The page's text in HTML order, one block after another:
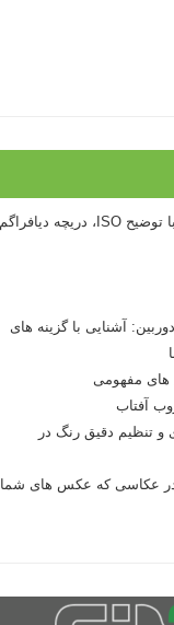
درک نوردهی – همراه با توضیح ISO، دریچه دیافراگم
آشنایی با گزینه های
های مفهومی
آفتاب
و تنظیم دقیق رنگ در
در عکاسی که عکس های شما